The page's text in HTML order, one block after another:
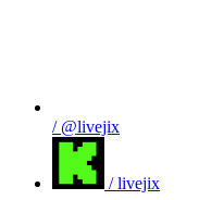
/ @livejix
/ livejix